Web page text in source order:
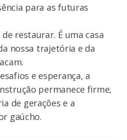
para as futuras
restaurar. É uma casa
nossa trajetória e da
e esperança, a
permanece firme,
de gerações e a
gaúcho.